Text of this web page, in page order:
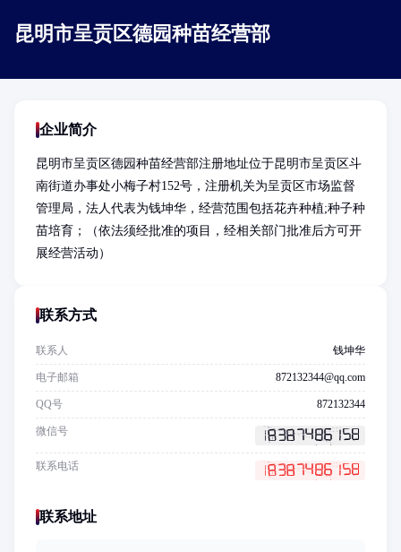
昆明市呈贡区德园种苗经营部
企业简介
昆明市呈贡区德园种苗经营部注册地址位于昆明市呈贡区斗
南街道办事处小梅子村152号，注册机关为呈贡区市场监督
管理局，法人代表为钱坤华，经营范围包括花卉种植;种子种
苗培育；（依法须经批准的项目，经相关部门批准后方可开
展经营活动）
联系方式
联系人 钱坤华
电子邮箱 872132344@qq.com
QQ号 872132344
微信号
联系电话
联系地址